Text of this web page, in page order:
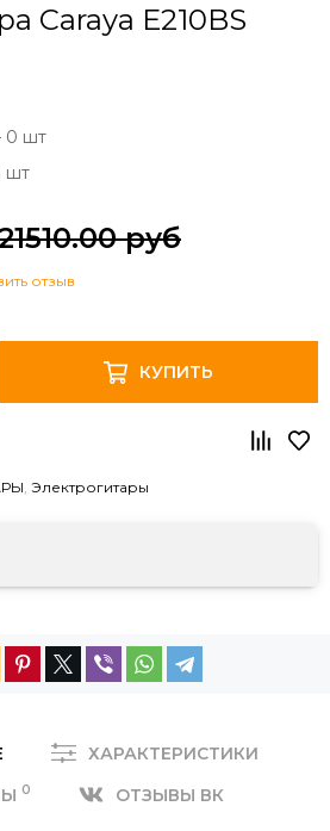
Caraya E210BS
0 шт
шт
руб
отзыв
КУПИТЬ
, Электрогитары
ХАРАКТЕРИСТИКИ
0 ОТЗЫВЫ ВК